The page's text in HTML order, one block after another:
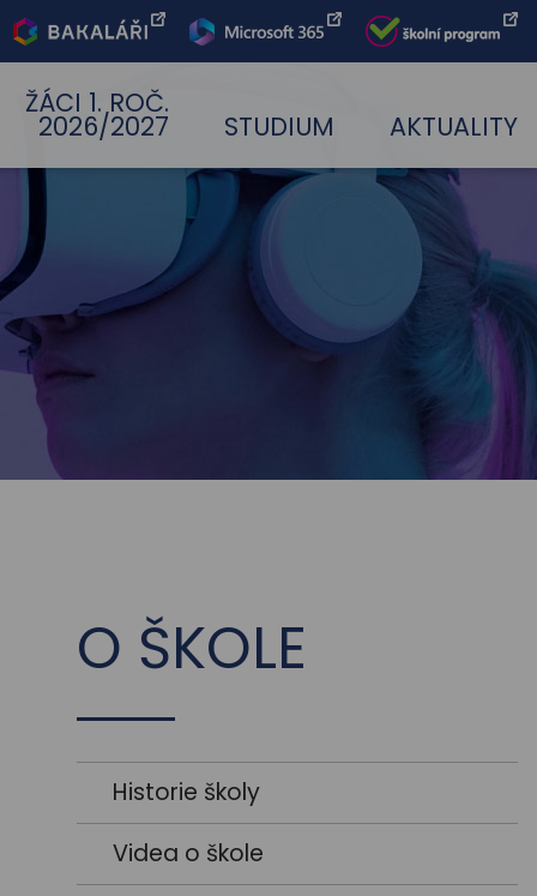
ŽÁCI 1. ROČ.
2026/2027 STUDIUM AKTUALITY
Bakaláři Office 365
Škoní
O ŠKOLE
Historie školy
Videa o škole